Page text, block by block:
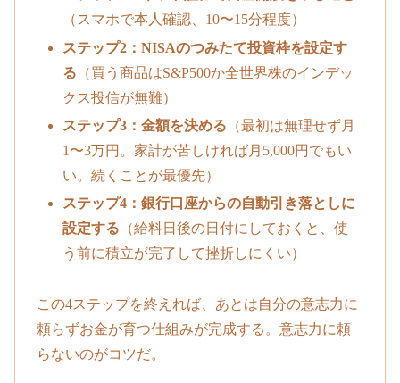
（スマホで本人確認、10〜15分程度）
ステップ2：NISAのつみたて投資枠を設定す
る （買う商品はS&P500か全世界株のインデッ
クス投信が無難）
ステップ3：金額を決める （最初は無理せず月
1〜3万円。家計が苦しければ月5,000円でもい
い。続くことが最優先）
ステップ4：銀行口座からの自動引き落としに
設定する （給料日後の日付にしておくと、使
う前に積立が完了して挫折しにくい）
この4ステップを終えれば、あとは自分の意志力に
頼らずお金が育つ仕組みが完成する。意志力に頼
らないのがコツだ。